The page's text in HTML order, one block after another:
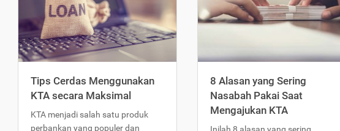
Tips Cerdas Menggunakan
KTA secara Maksimal
KTA menjadi salah satu produk
perbankan yang populer dan
8 Alasan yang Sering
Nasabah Pakai Saat
Mengajukan KTA
Inilah 8 alasan yang sering